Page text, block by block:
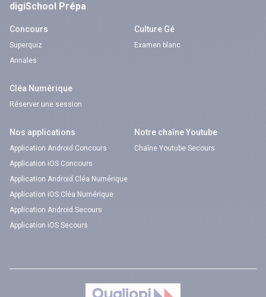
digiSchool Prépa
Concours
Superquiz
Annales
Culture Gé
Examen blanc
Cléa Numérique
Réserver une session
Nos applications
Application Android Concours
Application iOS Concours
Application Android Cléa Numérique
Application iOS Cléa Numérique
Application Android Secours
Application iOS Secours
Notre chaîne Youtube
Chaîne Youtube Secours